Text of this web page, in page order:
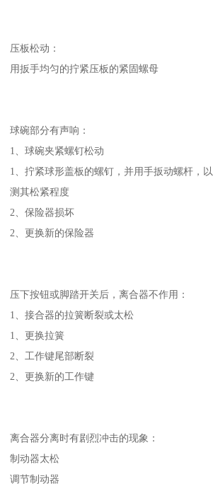
压板松动：
用扳手均匀的拧紧压板的紧固螺母
球碗部分有声响：
1、球碗夹紧螺钉松动
1、拧紧球形盖板的螺钉，并用手扳动螺杆，以
测其松紧程度
2、保险器损坏
2、更换新的保险器
压下按钮或脚踏开关后，离合器不作用：
1、接合器的拉簧断裂或太松
1、更换拉簧
2、工作键尾部断裂
2、更换新的工作键
离合器分离时有剧烈冲击的现象：
制动器太松
调节制动器